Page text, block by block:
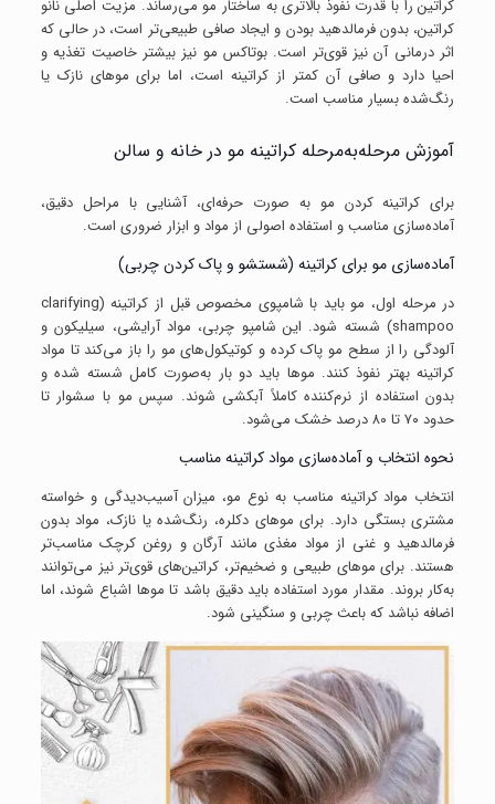
کراتین را با قدرت نفوذ بالاتری به ساختار مو می‌رساند. مزیت اصلی نانو
کراتین، بدون فرمالدهید بودن و ایجاد صافی طبیعی‌تر است، در حالی که
اثر درمانی آن نیز قوی‌تر است. بوتاکس مو نیز بیشتر خاصیت تغذیه و
احیا دارد و صافی آن کمتر از کراتینه است، اما برای موهای نازک یا
رنگ‌شده بسیار مناسب است.
آموزش مرحله‌به‌مرحله کراتینه مو در خانه و سالن
برای کراتینه کردن مو به صورت حرفه‌ای، آشنایی با مراحل دقیق،
آماده‌سازی مناسب و استفاده اصولی از مواد و ابزار ضروری است.
آماده‌سازی مو برای کراتینه (شستشو و پاک کردن چربی)
در مرحله اول، مو باید با شامپوی مخصوص قبل از کراتینه (clarifying
shampoo) شسته شود. این شامپو چربی، مواد آرایشی، سیلیکون و
آلودگی را از سطح مو پاک کرده و کوتیکول‌های مو را باز می‌کند تا مواد
کراتینه بهتر نفوذ کنند. موها باید دو بار به‌صورت کامل شسته شده و
بدون استفاده از نرم‌کننده کاملاً آبکشی شوند. سپس مو با سشوار تا
حدود ۷۰ تا ۸۰ درصد خشک می‌شود.
نحوه انتخاب و آماده‌سازی مواد کراتینه مناسب
انتخاب مواد کراتینه مناسب به نوع مو، میزان آسیب‌دیدگی و خواسته
مشتری بستگی دارد. برای موهای دکلره، رنگ‌شده یا نازک، مواد بدون
فرمالدهید و غنی از مواد مغذی مانند آرگان و روغن کرچک مناسب‌تر
هستند. برای موهای طبیعی و ضخیم‌تر، کراتین‌های قوی‌تر نیز می‌توانند
به‌کار بروند. مقدار مورد استفاده باید دقیق باشد تا موها اشباع شوند، اما
اضافه نباشد که باعث چربی و سنگینی شود.